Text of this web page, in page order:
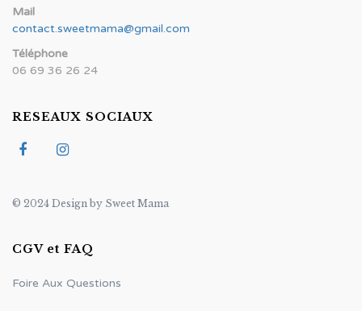
Mail
contact.sweetmama@gmail.com
Téléphone
06 69 36 26 24
RESEAUX SOCIAUX
© 2024 Design by Sweet Mama
CGV et FAQ
Foire Aux Questions